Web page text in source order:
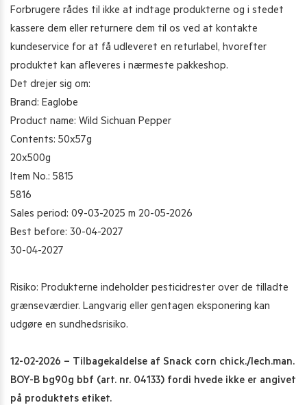
Forbrugere rådes til ikke at indtage produkterne og i stedet
kassere dem eller returnere dem til os ved at kontakte
kundeservice for at få udleveret en returlabel, hvorefter
produktet kan afleveres i nærmeste pakkeshop.
Det drejer sig om:
Brand: Eaglobe
Product name: Wild Sichuan Pepper
Contents: 50x57g
20x500g
Item No.: 5815
5816
Sales period: 09-03-2025 m 20-05-2026
Best before: 30-04-2027
30-04-2027
Risiko: Produkterne indeholder pesticidrester over de tilladte
grænseværdier. Langvarig eller gentagen eksponering kan
udgøre en sundhedsrisiko.
12-02-2026 – Tilbagekaldelse af Snack corn chick./lech.man.
BOY-B bg90g bbf (art. nr. 04133) fordi hvede ikke er angivet
på produktets etiket.